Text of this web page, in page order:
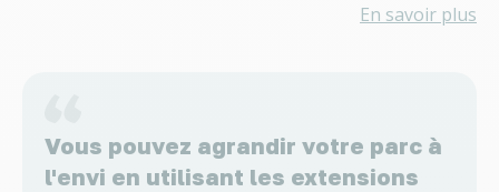
En savoir plus
Vous pouvez agrandir votre parc à
l'envi en utilisant les extensions